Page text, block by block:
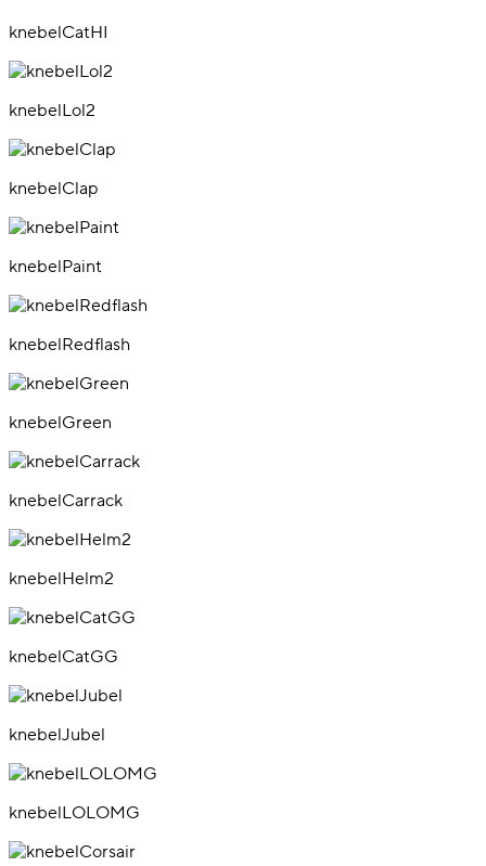
knebelCatHI
knebelLol2
knebelClap
knebelPaint
knebelRedflash
knebelGreen
knebelCarrack
knebelHelm2
knebelCatGG
knebelJubel
knebelLOLOMG